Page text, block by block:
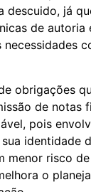
descuido, já
de autoria
obrigações
de notas
pois
identidade
menor risco de
o